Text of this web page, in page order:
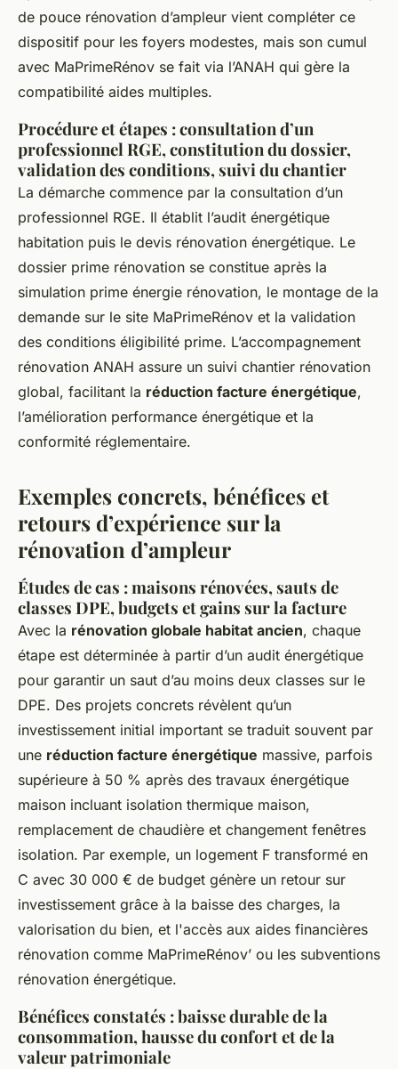
de pouce rénovation d’ampleur vient compléter ce
dispositif pour les foyers modestes, mais son cumul
avec MaPrimeRénov se fait via l’ANAH qui gère la
compatibilité aides multiples.
Procédure et étapes : consultation d’un
professionnel RGE, constitution du dossier,
validation des conditions, suivi du chantier
La démarche commence par la consultation d’un
professionnel RGE. Il établit l’audit énergétique
habitation puis le devis rénovation énergétique. Le
dossier prime rénovation se constitue après la
simulation prime énergie rénovation, le montage de la
demande sur le site MaPrimeRénov et la validation
des conditions éligibilité prime. L’accompagnement
rénovation ANAH assure un suivi chantier rénovation
global, facilitant la réduction facture énergétique,
l’amélioration performance énergétique et la
conformité réglementaire.
Exemples concrets, bénéfices et
retours d’expérience sur la
rénovation d’ampleur
Études de cas : maisons rénovées, sauts de
classes DPE, budgets et gains sur la facture
Avec la rénovation globale habitat ancien, chaque
étape est déterminée à partir d’un audit énergétique
pour garantir un saut d’au moins deux classes sur le
DPE. Des projets concrets révèlent qu’un
investissement initial important se traduit souvent par
une réduction facture énergétique massive, parfois
supérieure à 50 % après des travaux énergétique
maison incluant isolation thermique maison,
remplacement de chaudière et changement fenêtres
isolation. Par exemple, un logement F transformé en
C avec 30 000 € de budget génère un retour sur
investissement grâce à la baisse des charges, la
valorisation du bien, et l'accès aux aides financières
rénovation comme MaPrimeRénov’ ou les subventions
rénovation énergétique.
Bénéfices constatés : baisse durable de la
consommation, hausse du confort et de la
valeur patrimoniale